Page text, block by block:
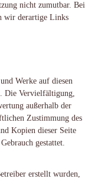
nicht zumutbar. Bei
wir derartige Links
Werke auf diesen
Die Vervielfältigung,
außerhalb der
Zustimmung des
Kopien dieser Seite
gestattet.
erstellt wurden,